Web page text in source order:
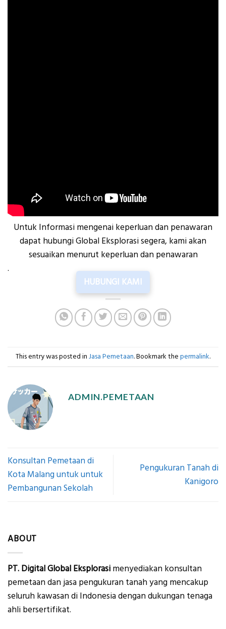
Untuk Informasi mengenai keperluan dan penawaran
dapat hubungi Global Eksplorasi segera, kami akan
sesuaikan menurut keperluan dan penawaran
.
HUBUNGI KAMI
This entry was posted in Jasa Pemetaan. Bookmark the permalink.
ADMIN.PEMETAAN
Konsultan Pemetaan di
Kota Malang untuk untuk
Pembangunan Sekolah
Pengukuran Tanah di
Kanigoro
ABOUT
PT. Digital Global Eksplorasi menyediakan konsultan
pemetaan dan jasa pengukuran tanah yang mencakup
seluruh kawasan di Indonesia dengan dukungan tenaga
ahli bersertifikat.